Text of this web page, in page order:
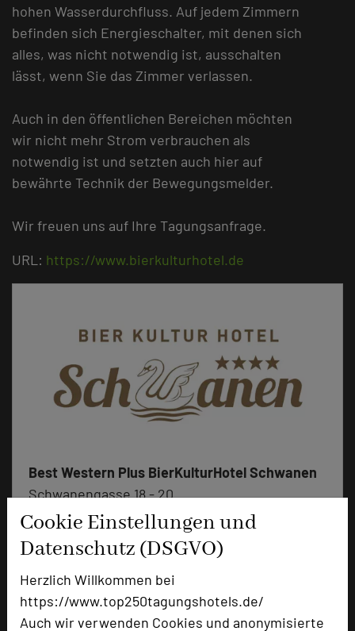
Cookie Einstellungen und
Datenschutz (DSGVO)
Herzlich Willkommen bei
https://www.top250tagungshotels.de/
Auch wir verwenden Cookies und anonymisierte
hohen Wasserdurchfluss. Auf jedem Zimmern
befinden sich Energieschalter, mit denen sich
alles, was nicht notwendig ist, ausschalten
lässt, wenn Sie das Zimmer verlassen.
Auch in den öffentlichen Bereichen möchten
wir nicht mehr Strom verbrauchen als
notwendig ist und setzten auch hier auf
bewährte Technik der Bewegungsmelder.
Wir freuen uns auf Ihre Tagungsanfrage.
URL: https://www.bierkulturhotel.de
Best Western Plus BierKulturHotel Schwanen
Schwanengasse 18 - 20
89584 Ehingen
phone +49 7391 77085-0
mail Email
language Homepage